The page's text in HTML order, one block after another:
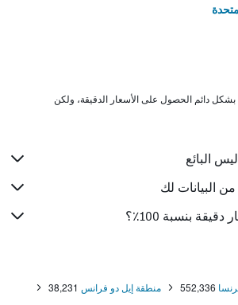
من البيانات لك
بنسبة 100٪؟
552,336 منطقة إيل دو فرانس 38,231